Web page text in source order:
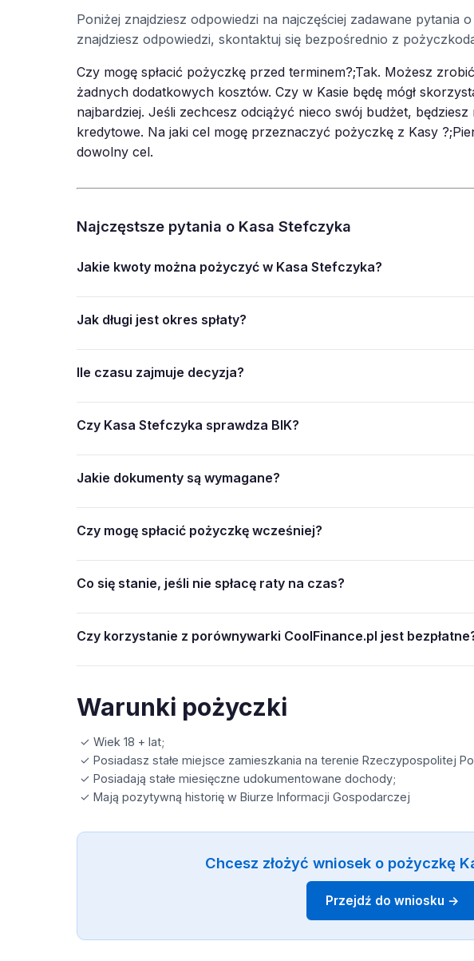
Poniżej znajdziesz odpowiedzi na najczęściej zadawane pytania
znajdziesz odpowiedzi, skontaktuj się bezpośrednio z
Czy mogę spłacić pożyczkę przed terminem?;Tak. Możesz
żadnych dodatkowych kosztów. Czy w Kasie będę mógł
najbardziej. Jeśli zechcesz odciążyć nieco swój budżet, będziesz
kredytowe. Na jaki cel mogę przeznaczyć pożyczkę z Kasy
dowolny cel.
Najczęstsze pytania o Kasa Stefczyka
Jakie kwoty można pożyczyć w Kasa Stefczyka?
Jak długi jest okres spłaty?
Ile czasu zajmuje decyzja?
Czy Kasa Stefczyka sprawdza BIK?
Jakie dokumenty są wymagane?
Czy mogę spłacić pożyczkę wcześniej?
Co się stanie, jeśli nie spłacę raty na czas?
Czy korzystanie z porównywarki CoolFinance.pl jest
Warunki pożyczki
✓ Wiek 18 + lat;
✓ Posiadasz stałe miejsce zamieszkania na terenie Rzeczypospolitej
✓ Posiadają stałe miesięczne udokumentowane dochody;
✓ Mają pozytywną historię w Biurze Informacji Gospodarczej
Chcesz złożyć wniosek o pożyczkę
Przejdź do wniosku →